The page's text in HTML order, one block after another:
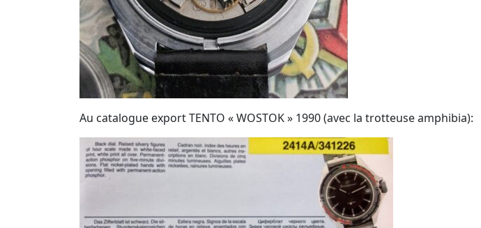
Au catalogue export TENTO « WOSTOK » 1990 (avec la trotteuse amphibia):